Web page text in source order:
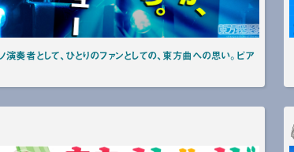
演奏者として、ひとりのファンとしての、東方曲への思い。ピア